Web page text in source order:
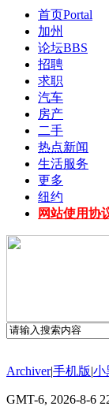
首页Portal
加州
论坛BBS
招聘
求职
汽车
房产
二手
热点新闻
生活服务
更多
纽约
网站使用协
Archiver|手机版|小
GMT-6, 2026-8-6